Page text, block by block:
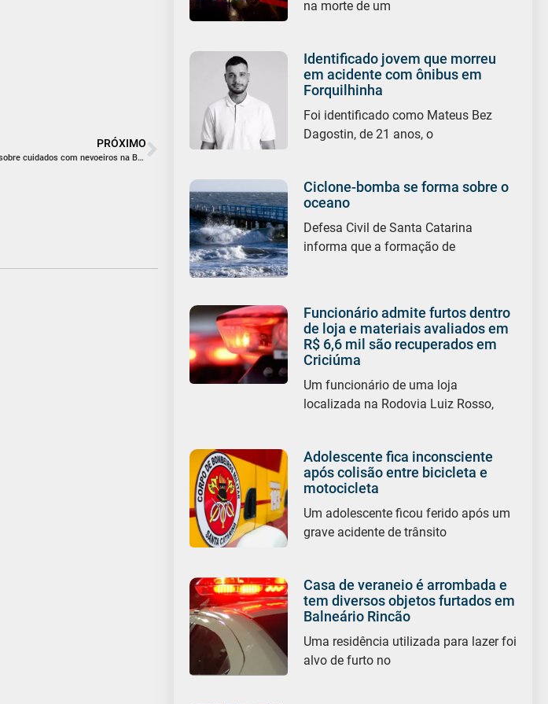
PRÓXIMO
Lançada campanha de conscientização sobre cuidados com nevoeiros na BR-101 Sul/SC
na morte de um
Identificado jovem que morreu
em acidente com ônibus em
Forquilhinha
Foi identificado como Mateus Bez
Dagostin, de 21 anos, o
Ciclone-bomba se forma sobre o
oceano
Defesa Civil de Santa Catarina
informa que a formação de
Funcionário admite furtos dentro
de loja e materiais avaliados em
R$ 6,6 mil são recuperados em
Criciúma
Um funcionário de uma loja
localizada na Rodovia Luiz Rosso,
Adolescente fica inconsciente
após colisão entre bicicleta e
motocicleta
Um adolescente ficou ferido após um
grave acidente de trânsito
Casa de veraneio é arrombada e
tem diversos objetos furtados em
Balneário Rincão
Uma residência utilizada para lazer foi
alvo de furto no